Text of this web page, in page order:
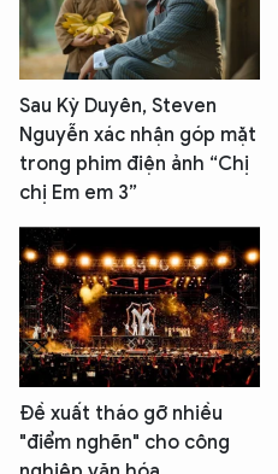
Sau Kỳ Duyên, Steven
Nguyễn xác nhận góp mặt
trong phim điện ảnh “Chị
chị Em em 3”
Đề xuất tháo gỡ nhiều
"điểm nghẽn" cho công